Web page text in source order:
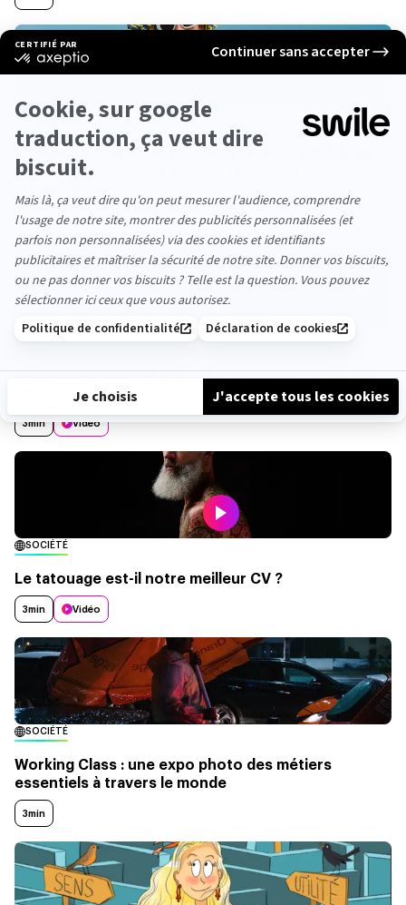
SOCIÉTÉ
Embauché‧e au premier regard : le pretty privilège,
ou quand le physique devient (presque) une
4min
SOCIÉTÉ
La grossophobie au travail : une discrimination qui
reste invisible
3min Vidéo
SOCIÉTÉ
Le tatouage est-il notre meilleur CV ?
3min Vidéo
SOCIÉTÉ
Working Class : une expo photo des métiers
essentiels à travers le monde
3min